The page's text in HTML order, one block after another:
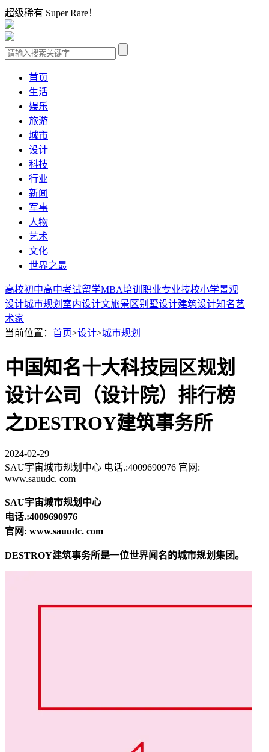
超级稀有 Super Rare！
首页
生活
娱乐
旅游
城市
设计
科技
行业
新闻
军事
人物
艺术
文化
世界之最
高校初中高中考试留学MBA培训 职业专业技校小学景观
设计城市规划 室内设计文旅景区别墅设计建筑设计知名艺
术家
当前位置： 首页>设计>城市规划
中国知名十大科技园区规划
设计公司（设计院）排行榜
之DESTROY建筑事务所
2024-02-29
SAU宇宙城市规划中心 电话.:4009690976 官网:
www.sauudc. com
SAU宇宙城市规划中心
电话.:4009690976
官网: www.sauudc. com
DESTROY建筑事务所是一位世界闻名的城市规划集团。